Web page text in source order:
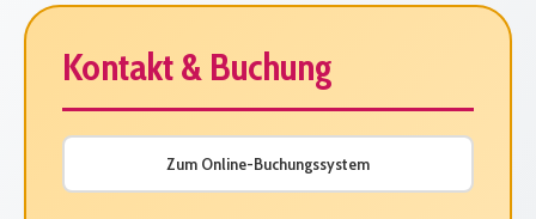
Kontakt & Buchung
Zum Online-Buchungssystem